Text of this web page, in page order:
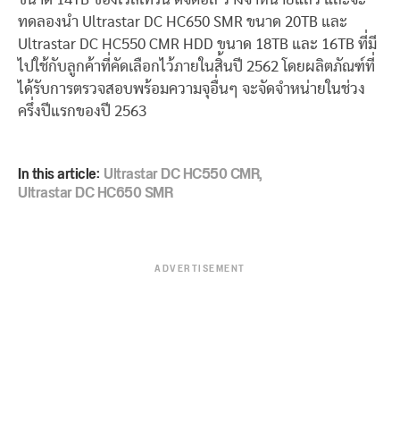
ทดลองนำ Ultrastar DC HC650 SMR ขนาด 20TB และ
Ultrastar DC HC550 CMR HDD ขนาด 18TB และ 16TB ที่มี
ไปใช้กับลูกค้าที่คัดเลือกไว้ภายในสิ้นปี 2562 โดยผลิตภัณฑ์ที่
ได้รับการตรวจสอบพร้อมความจุอื่นๆ จะจัดจำหน่ายในช่วง
ครึ่งปีแรกของปี 2563
In this article:Ultrastar DC HC550 CMR,
Ultrastar DC HC650 SMR
ADVERTISEMENT